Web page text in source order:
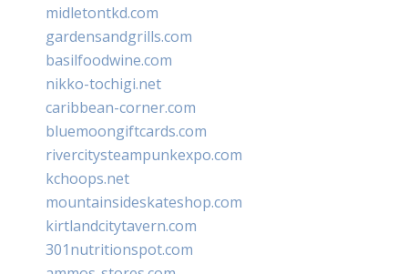
midletontkd.com
gardensandgrills.com
basilfoodwine.com
nikko-tochigi.net
caribbean-corner.com
bluemoongiftcards.com
rivercitysteampunkexpo.com
kchoops.net
mountainsideskateshop.com
kirtlandcitytavern.com
301nutritionspot.com